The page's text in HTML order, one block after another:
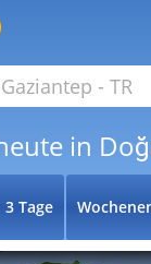
in
3 Tage